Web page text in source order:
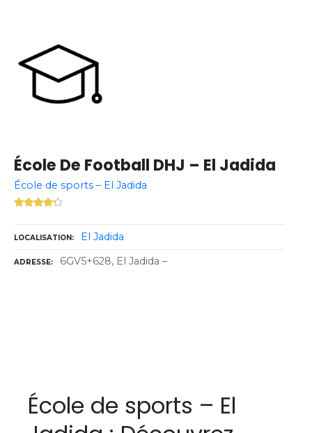
École De Football DHJ – El Jadida
École de sports – El Jadida
LOCALISATION El Jadida
ADRESSE 6GV5+628, El Jadida –
École de sports – El